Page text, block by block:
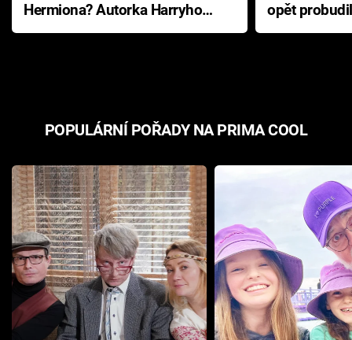
Hermiona? Autorka Harryho
Pottera přišla s ráznou
opět
přichází s
POPULÁRNÍ POŘADY NA PRIMA COOL